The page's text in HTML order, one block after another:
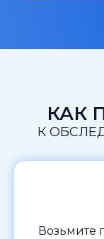
КАК
К
Возьмите